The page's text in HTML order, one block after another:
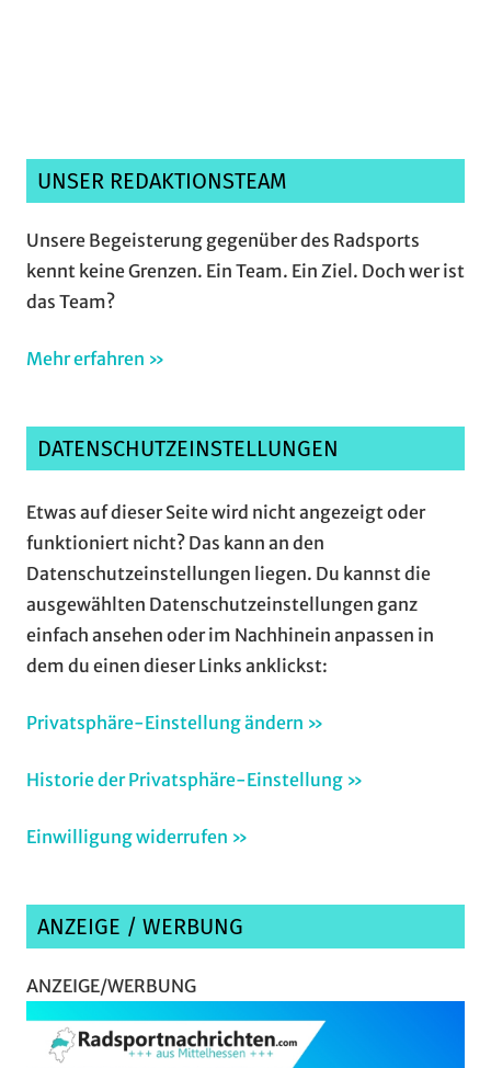
UNSER REDAKTIONSTEAM
Unsere Begeisterung gegenüber des Radsports
kennt keine Grenzen. Ein Team. Ein Ziel. Doch wer ist
das Team?
Mehr erfahren »
DATENSCHUTZEINSTELLUNGEN
Etwas auf dieser Seite wird nicht angezeigt oder
funktioniert nicht? Das kann an den
Datenschutzeinstellungen liegen. Du kannst die
ausgewählten Datenschutzeinstellungen ganz
einfach ansehen oder im Nachhinein anpassen in
dem du einen dieser Links anklickst:
Privatsphäre-Einstellung ändern »
Historie der Privatsphäre-Einstellung »
Einwilligung widerrufen »
ANZEIGE / WERBUNG
ANZEIGE/WERBUNG